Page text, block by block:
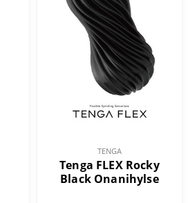
TENGA
Tenga FLEX Rocky
Black Onanihylse